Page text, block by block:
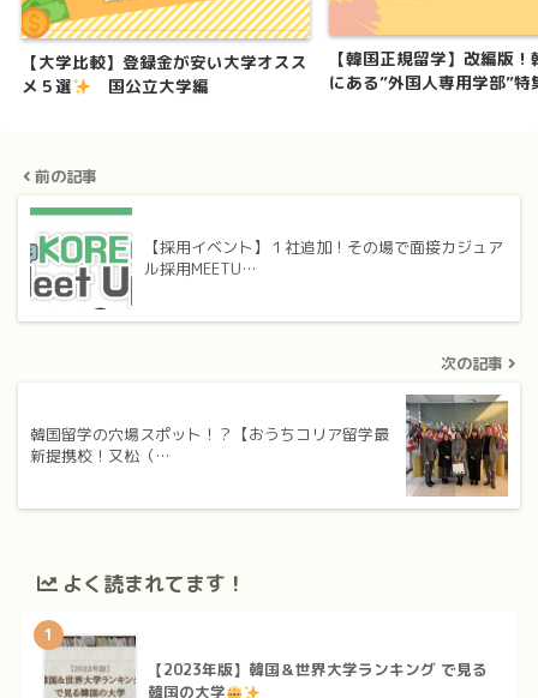
【大学比較】登録金が安い大学オスス
メ５選
国公立大学編
【韓国正規留学】改編版
にある”外国人専用学部”特
前の記事
【採用イベント】１社追加！その場で面接カジュア
ル採用MEETU…
次の記事
韓国留学の穴場スポット！？【おうちコリア留学最
新提携校！又松（…
よく読まれてます！
1
【2023年版】韓国＆世界大学ランキング で見る
韓国の大学